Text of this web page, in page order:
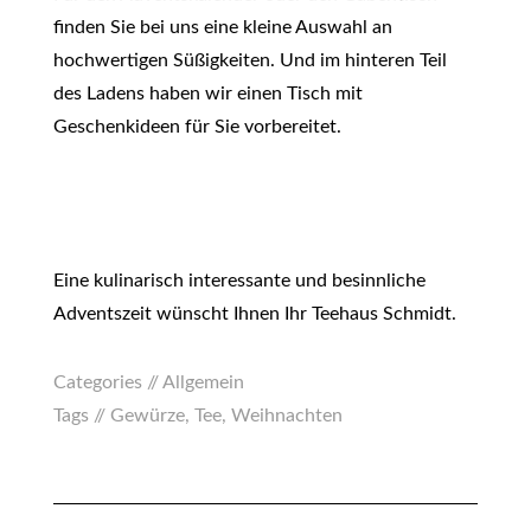
finden Sie bei uns eine kleine Auswahl an
hochwertigen Süßigkeiten. Und im hinteren Teil
des Ladens haben wir einen Tisch mit
Geschenkideen für Sie vorbereitet.
Eine kulinarisch interessante und besinnliche
Adventszeit wünscht Ihnen Ihr Teehaus Schmidt.
Categories //Allgemein
Tags // Gewürze, Tee, Weihnachten